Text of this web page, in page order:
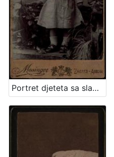
Portret djeteta sa slamnatim šeširom / Mosinger ; [izradio] Artistički zavod Mosinger